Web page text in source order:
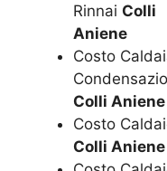
Rinnai Colli
Aniene
Costo
Colli Aniene
Costo
Colli Aniene